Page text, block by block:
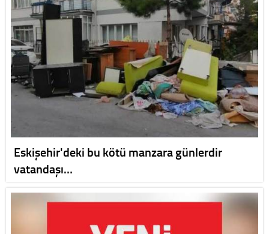
Eskişehir'deki bu kötü manzara günlerdir
vatandaşı…